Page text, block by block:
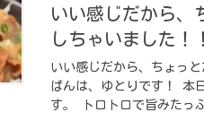
いい感じだから、
しちゃいました！！
いい感じだから、ちょっ
ばんは、ゆとりです！ 本
す。 トロトロで旨みた